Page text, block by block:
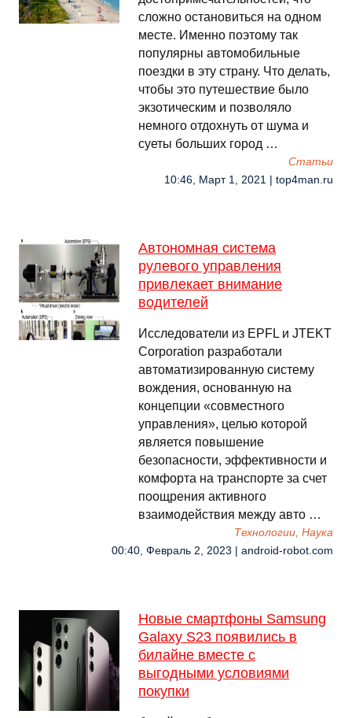
сложно остановиться на одном
месте. Именно поэтому так
популярны автомобильные
поездки в эту страну. Что делать,
чтобы это путешествие было
экзотическим и позволяло
немного отдохнуть от шума и
суеты больших город …
Cтатьи
10:46, Март 1, 2021 | top4man.ru
Автономная система
рулевого управления
привлекает внимание
водителей
Исследователи из EPFL и JTEKT
Corporation разработали
автоматизированную систему
вождения, основанную на
концепции «совместного
управления», целью которой
является повышение
безопасности, эффективности и
комфорта на транспорте за счет
поощрения активного
взаимодействия между авто …
Технологии, Наука
00:40, Февраль 2, 2023 | android-robot.com
Новые смартфоны Samsung
Galaxy S23 появились в
билайне вместе с
выгодными условиями
покупки